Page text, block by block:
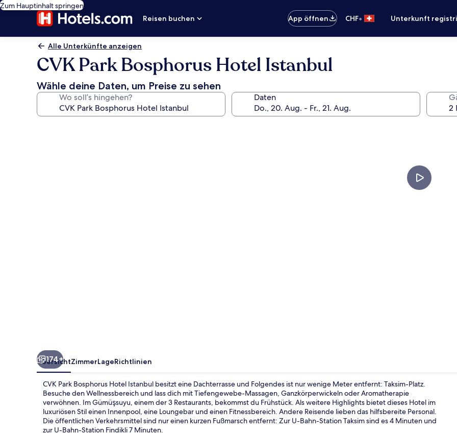
Zum Hauptinhalt springen
Reisen buchen
App öffnen CHF• Unterkunft
Alle Unterkünfte anzeigen
CVK Park Bosphorus Hotel Istanbul
Wähle deine Daten, um Preise zu sehen
Wo soll’s hingehen? Daten
3
174+
ÜbersichtZimmerLageRichtlinien
CVK Park Bosphorus Hotel Istanbul besitzt eine Dachterrasse und Folgendes ist nur wenige Meter entfernt: Taksim-Platz.
Besuche den Wellnessbereich und lass dich mit Tiefengewebe-Massagen, Ganzkörperwickeln oder Aromatherapie
verwöhnen. Im Gümüşsuyu, einem der 3 Restaurants, bekommst du Frühstück. Als weitere Highlights bietet dieses Hotel im
luxuriösen Stil einen Innenpool, eine Loungebar und einen Fitnessbereich. Andere Reisende lieben das hilfsbereite Personal.
Die öffentlichen Verkehrsmittel sind nur einen kurzen Fußmarsch entfernt: Zur U-Bahn-Station Taksim sind es 4 Minuten und
zur U-Bahn-Station Findikli 7 Minuten.